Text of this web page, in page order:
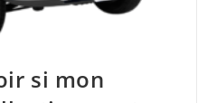
si mon